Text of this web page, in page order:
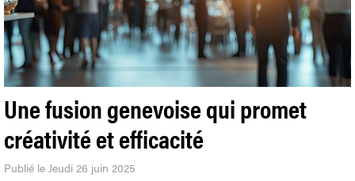
Une fusion genevoise qui promet
créativité et efficacité
Publié le Jeudi 26 juin 2025